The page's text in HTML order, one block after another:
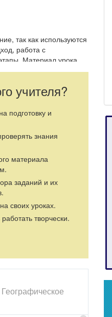
так как используются
работа с
Материал урока
при изучении
учащихся.
благоприятных
сканированные
подход в
выделять главное,
учителя?
подготовку и
знания
материала
заданий и их
своих уроках.
творчески.